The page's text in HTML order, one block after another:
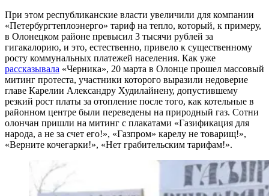
При этом республиканские власти увеличили для компании
«Петербургтеплоэнерго» тариф на тепло, который, к примеру,
в Олонецком районе превысил 3 тысячи рублей за
гигакалорию, и это, естественно, привело к существенному
росту коммунальных платежей населения. Как уже
рассказывала «Черника», 20 марта в Олонце прошел массовый
митинг протеста, участники которого выразили недоверие
главе Карелии Александру Худилайнену, допустившему
резкий рост платы за отопление после того, как котельные в
районном центре были переведены на природный газ. Сотни
олончан пришли на митинг с плакатами «Газификация для
народа, а не за счет его!», «Газпром» карелу не товарищ!»,
«Верните кочегарки!», «Нет грабительским тарифам!».